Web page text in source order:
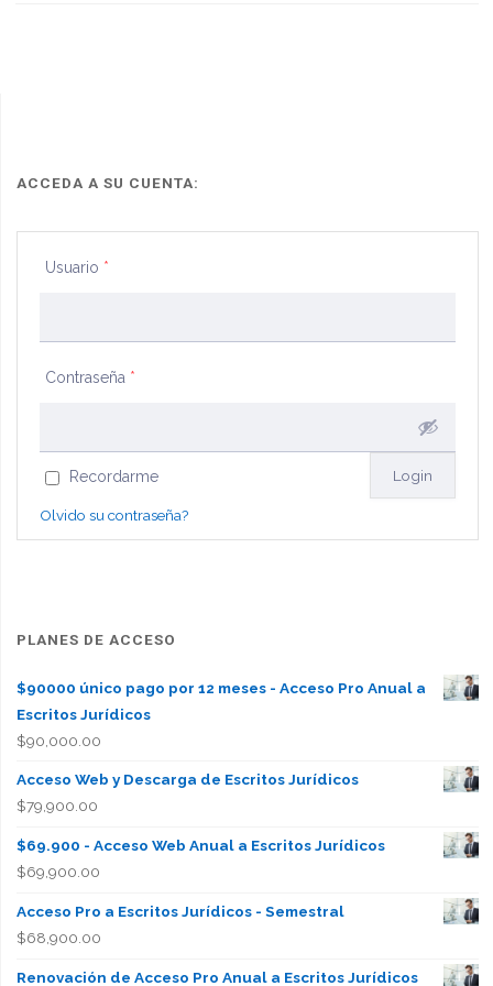
ACCEDA A SU CUENTA:
Usuario *
Contraseña *
Recordarme
Olvido su contraseña?
PLANES DE ACCESO
$90000 único pago por 12 meses - Acceso Pro Anual a
Escritos Jurídicos
$90,000.00
Acceso Web y Descarga de Escritos Jurídicos
$79,900.00
$69.900 - Acceso Web Anual a Escritos Jurídicos
$69,900.00
Acceso Pro a Escritos Jurídicos - Semestral
$68,900.00
Renovación de Acceso Pro Anual a Escritos Jurídicos